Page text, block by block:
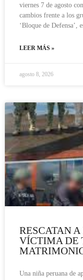
viernes 7 de agosto
cambios frente a los
‘Bloque de Defensa’,
LEER MÁS »
agosto 8, 2026
RESCATAN
VÍCTIMA DE
Una niña peruana de